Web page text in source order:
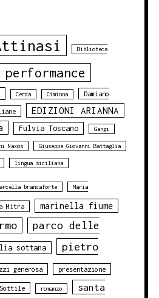
Biblioteca
performance
Cerda Ciminna Damiano
EDIZIONI ARIANNA
Fulvia Toscano Gangi
Naxos Giuseppe Giovanni Battaglia
lingua siciliana
brancaforte Maria
Mitra marinella fiume
parco delle
sottana
pietro
generosa presentazione
Sottile romanzo santa